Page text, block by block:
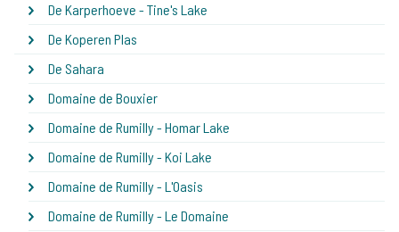
De Karperhoeve - Tine's Lake
De Koperen Plas
De Sahara
Domaine de Bouxier
Domaine de Rumilly - Homar Lake
Domaine de Rumilly - Koi Lake
Domaine de Rumilly - L'Oasis
Domaine de Rumilly - Le Domaine